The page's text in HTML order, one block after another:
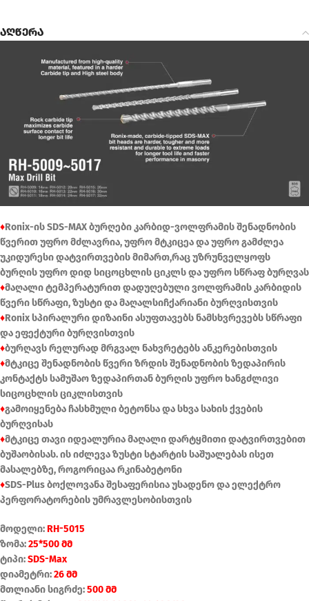
აღწერა
♦Ronix-ის SDS-MAX ბურღები კარბიდ-ვოლფრამის შენადნობის
წვერით უფრო მძლავრია, უფრო მტკიცეა და უფრო გამძლეა
უკიდურესი დატვირთვების მიმართ,რაც უზრუნველყოფს
ბურღის უფრო დიდ სიცოცხლის ციკლს და უფრო სწრაფ ბურღვას
♦მაღალი ტემპერატურით დადუღებული ვოლფრამის კარბიდის
წვერი სწრაფი, ზუსტი და მაღალსიჩქარიანი ბურღვისთვის
♦Ronix სპირალური დიზაინი ასუფთავებს ნამსხვრევებს სწრაფი
და ეფექტური ბურღვისთვის
♦ბურღავს რელურად მრგვალ ნახვრეტებს ანკერებისთვის
♦მტკიცე შენადნობის წვერი ზრდის შენადნობის ზედაპირის
კონტაქტს სამუშაო ზედაპირთან ბურღის უფრო ხანგძლივი
სიცოცხლის ციკლისთვის
♦გამოიყენება ჩასხმული ბეტონსა და სხვა სახის ქვების
ბურღვისას
♦მტკიცე თავი იდეალურია მაღალი დარტყმითი დატვირთვებით
ბუშაობისას. ის იძლევა ზუსტი სტარტის საშუალებას ისეთ
მასალებზე, როგორიცაა რკინაბეტონი
♦SDS-Plus ბოქლოვანა შესაფერისია უსადენო და ელექტრო
პერფორატორების უმრავლესობისთვის
მოდელი:RH-5015
ზომა:25*500 მმ
ტიპი:SDS-Max
დიამეტრი:26 მმ
მთლიანი სიგრძე:500 მმ